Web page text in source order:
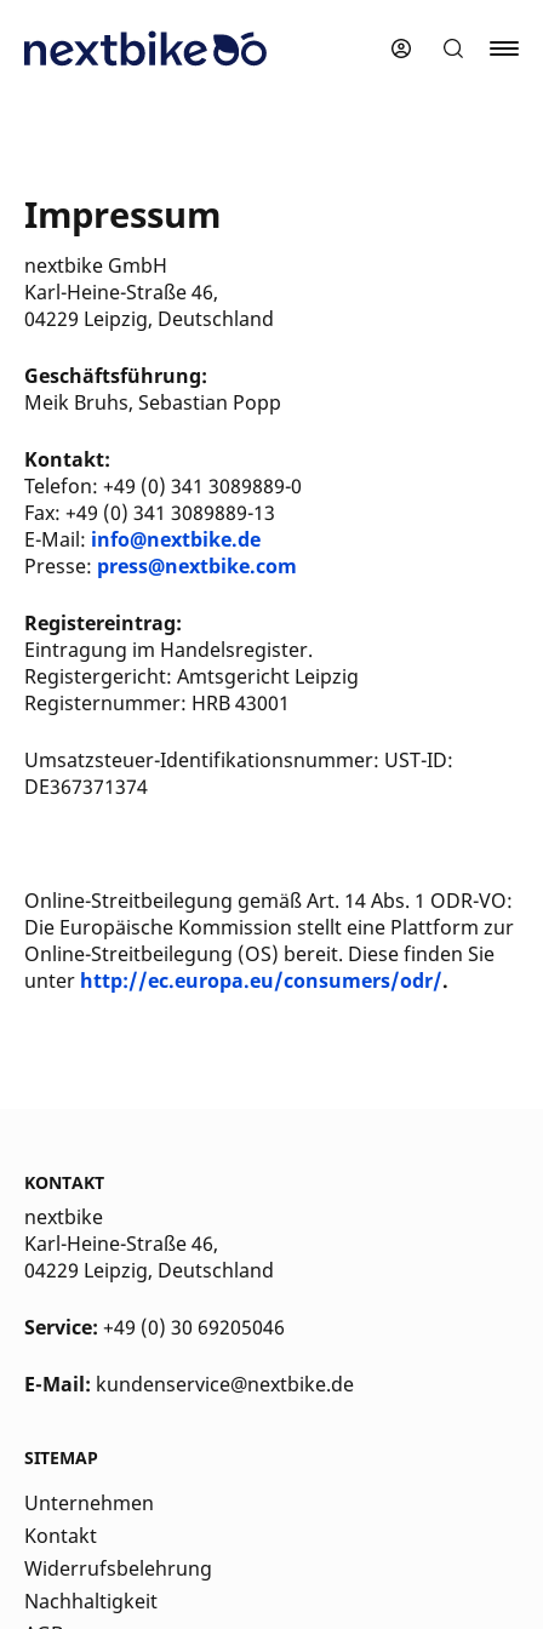
Hauptinhalt
springen
Impressum
nextbike GmbH
Karl-Heine-Straße 46,
04229 Leipzig, Deutschland
Geschäftsführung:
Meik Bruhs, Sebastian Popp
Kontakt:
Telefon: +49 (0) 341 3089889-0
Fax: +49 (0) 341 3089889-13
E-Mail: info@nextbike.de
Presse: press@nextbike.com
Registereintrag:
Eintragung im Handelsregister.
Registergericht: Amtsgericht Leipzig
Registernummer: HRB 43001
Umsatzsteuer-Identifikationsnummer: UST-ID:
DE367371374
Online-Streitbeilegung gemäß Art. 14 Abs. 1 ODR-VO:
Die Europäische Kommission stellt eine Plattform zur
Online-Streitbeilegung (OS) bereit. Diese finden Sie
unter http://ec.europa.eu/consumers/odr/.
KONTAKT
nextbike
Karl-Heine-Straße 46,
04229 Leipzig, Deutschland
Service: +49 (0) 30 69205046
E-Mail: kundenservice@nextbike.de
SITEMAP
Unternehmen
Kontakt
Widerrufsbelehrung
Nachhaltigkeit